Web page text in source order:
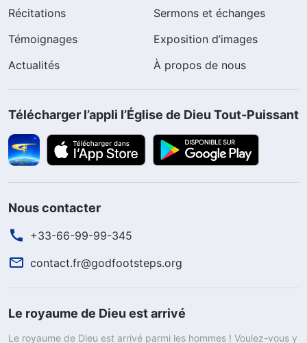
Récitations
Sermons et échanges
Témoignages
Exposition d’images
Actualités
À propos de nous
Télécharger l’appli l’Église de Dieu Tout-Puissant
Nous contacter
+33-66-99-99-345
contact.fr@godfootsteps.org
Le royaume de Dieu est arrivé
Le royaume de Dieu est arrivé parmi les hommes ! Voulez-vous y